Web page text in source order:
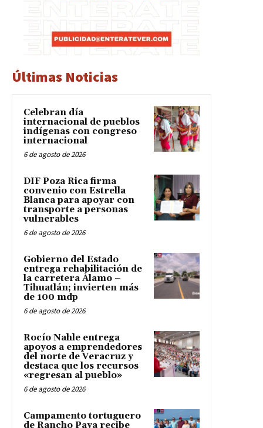
Últimas Noticias
Celebran día
internacional de pueblos
indígenas con congreso
internacional
6 de agosto de 2026
DIF Poza Rica firma
convenio con Estrella
Blanca para apoyar con
transporte a personas
vulnerables
6 de agosto de 2026
Gobierno del Estado
entrega rehabilitación de
la carretera Álamo –
Tihuatlán; invierten más
de 100 mdp
6 de agosto de 2026
Rocío Nahle entrega
apoyos a emprendedores
del norte de Veracruz y
destaca que los recursos
«regresan al pueblo»
6 de agosto de 2026
Campamento tortuguero
de Rancho Paya recibe